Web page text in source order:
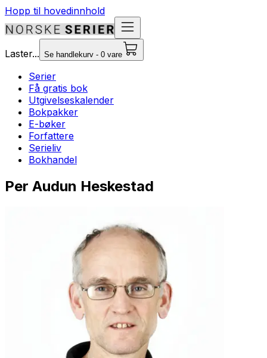
Hopp til hovedinnhold
Laster... Se handlekurv - 0 vare
Serier
Få gratis bok
Utgivelseskalender
Bokpakker
E-bøker
Forfattere
Serieliv
Bokhandel
Per Audun Heskestad